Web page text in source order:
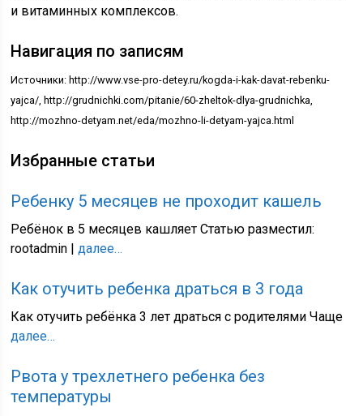
и витаминных комплексов.
Навигация по записям
Источники: http://www.vse-pro-detey.ru/kogda-i-kak-davat-rebenku-
yajca/, http://grudnichki.com/pitanie/60-zheltok-dlya-grudnichka,
http://mozhno-detyam.net/eda/mozhno-li-detyam-yajca.html
Избранные статьи
Ребенку 5 месяцев не проходит кашель
Ребёнок в 5 месяцев кашляет Статью разместил:
rootadmin |далее…
Как отучить ребенка драться в 3 года
Как отучить ребёнка 3 лет драться с родителями Чаще
далее…
Рвота у трехлетнего ребенка без
температуры